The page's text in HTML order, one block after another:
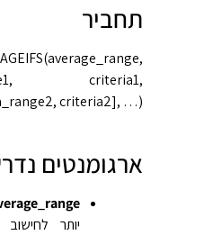
תחביר
criteria1,
criteria2], …)‎
ארגומנטים
יותר